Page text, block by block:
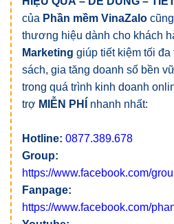
của Phần mềm VinaZalo
thương hiệu dành cho khách
Marketing giúp tiết kiệm tối
sách, gia tăng doanh số bền
trong quá trình kinh doanh
trợ MIỄN PHÍ nhanh nhất:
Hotline: 0877.389.678
Group:
https://www.facebook.com/
Fanpage:
https://www.facebook.com/